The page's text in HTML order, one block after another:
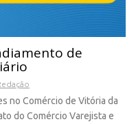
de
no Comércio de Vitória da
do Comércio Varejista e